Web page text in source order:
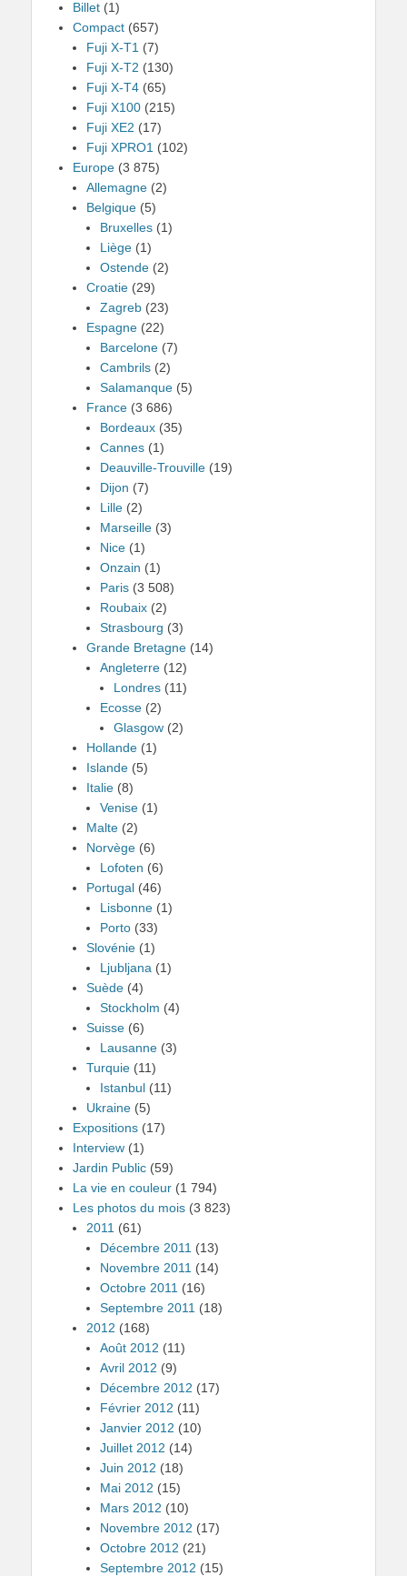
Billet (1)
Compact (657)
Fuji X-T1 (7)
Fuji X-T2 (130)
Fuji X-T4 (65)
Fuji X100 (215)
Fuji XE2 (17)
Fuji XPRO1 (102)
Europe (3 875)
Allemagne (2)
Belgique (5)
Bruxelles (1)
Liège (1)
Ostende (2)
Croatie (29)
Zagreb (23)
Espagne (22)
Barcelone (7)
Cambrils (2)
Salamanque (5)
France (3 686)
Bordeaux (35)
Cannes (1)
Deauville-Trouville (19)
Dijon (7)
Lille (2)
Marseille (3)
Nice (1)
Onzain (1)
Paris (3 508)
Roubaix (2)
Strasbourg (3)
Grande Bretagne (14)
Angleterre (12)
Londres (11)
Ecosse (2)
Glasgow (2)
Hollande (1)
Islande (5)
Italie (8)
Venise (1)
Malte (2)
Norvège (6)
Lofoten (6)
Portugal (46)
Lisbonne (1)
Porto (33)
Slovénie (1)
Ljubljana (1)
Suède (4)
Stockholm (4)
Suisse (6)
Lausanne (3)
Turquie (11)
Istanbul (11)
Ukraine (5)
Expositions (17)
Interview (1)
Jardin Public (59)
La vie en couleur (1 794)
Les photos du mois (3 823)
2011 (61)
Décembre 2011 (13)
Novembre 2011 (14)
Octobre 2011 (16)
Septembre 2011 (18)
2012 (168)
Août 2012 (11)
Avril 2012 (9)
Décembre 2012 (17)
Février 2012 (11)
Janvier 2012 (10)
Juillet 2012 (14)
Juin 2012 (18)
Mai 2012 (15)
Mars 2012 (10)
Novembre 2012 (17)
Octobre 2012 (21)
Septembre 2012 (15)